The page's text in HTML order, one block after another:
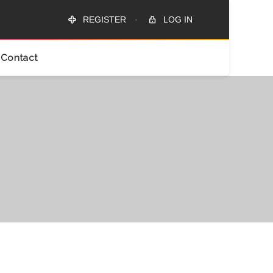
REGISTER · LOG IN
Contact